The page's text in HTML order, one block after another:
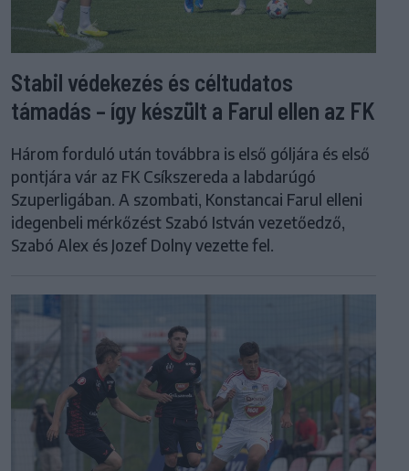
Stabil védekezés és céltudatos
támadás – így készült a Farul ellen az FK
Három forduló után továbbra is első góljára és első
pontjára vár az FK Csíkszereda a labdarúgó
Szuperligában. A szombati, Konstancai Farul elleni
idegenbeli mérkőzést Szabó István vezetőedző,
Szabó Alex és Jozef Dolny vezette fel.